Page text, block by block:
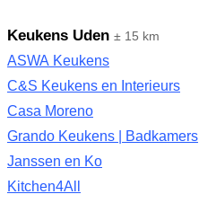
Keukens Uden ± 15 km
ASWA Keukens
C&S Keukens en Interieurs
Casa Moreno
Grando Keukens | Badkamers
Janssen en Ko
Kitchen4All